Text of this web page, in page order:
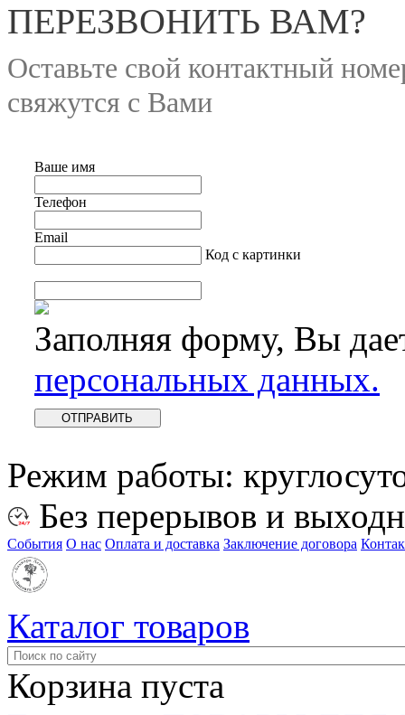
ПЕРЕЗВОНИТЬ ВАМ?
Оставьте свой контактный
свяжутся с Вами
Ваше имя
Телефон
Email
Код с картинки
Заполняя форму, Вы
персональных данных.
Режим работы:
Без перерывов и
События О нас Оплата и доставка Заключение договора
Каталог товаров
Корзина пуста